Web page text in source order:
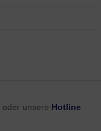
oder unsere Hotline